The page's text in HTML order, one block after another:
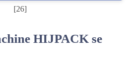
[26]
HIJPACK se